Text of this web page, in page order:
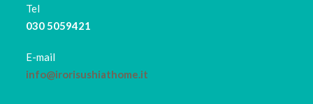
Tel
030 5059421
E-mail
info@irorisushiathome.it